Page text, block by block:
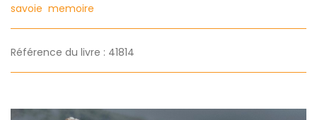
savoie memoire
Référence du livre : 41814